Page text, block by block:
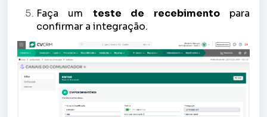
Faça um teste de recebimentopara
confirmar a integração.